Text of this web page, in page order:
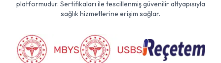
platformudur. Sertifikaları ile tescillenmiş güvenilir altyapısıyla
sağlık hizmetlerine erişim sağlar.